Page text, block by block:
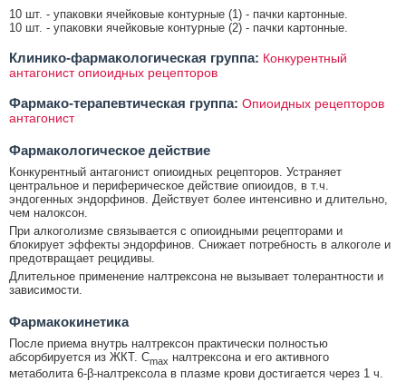
10 шт. - упаковки ячейковые контурные (1) - пачки картонные.
10 шт. - упаковки ячейковые контурные (2) - пачки картонные.
Клинико-фармакологическая группа: Конкурентный
антагонист опиоидных рецепторов
Фармако-терапевтическая группа: Опиоидных рецепторов
антагонист
Фармакологическое действие
Конкурентный антагонист опиоидных рецепторов. Устраняет
центральное и периферическое действие опиоидов, в т.ч.
эндогенных эндорфинов. Действует более интенсивно и длительно,
чем налоксон.
При алкоголизме связывается с опиоидными рецепторами и
блокирует эффекты эндорфинов. Снижает потребность в алкоголе и
предотвращает рецидивы.
Длительное применение налтрексона не вызывает толерантности и
зависимости.
Фармакокинетика
После приема внутрь налтрексон практически полностью
абсорбируется из ЖКТ. Cmax налтрексона и его активного
метаболита 6-β-налтрексола в плазме крови достигается через 1 ч.